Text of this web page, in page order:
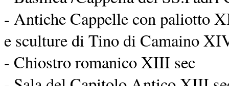
- Antiche Cappelle con paliotto
e sculture di Tino di Camaino
- Chiostro romanico XIII sec